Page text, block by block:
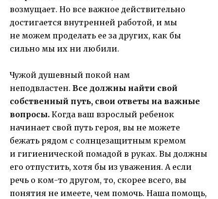
возмущает. Но все важное действительно
достигается внутренней работой, и мы
не можем проделать ее за других, как бы
сильно мы их ни любили.
Чужой душевный покой нам
неподвластен. Все должны найти свой
собственный путь, свои ответы на важные
вопросы. Когда ваш взрослый ребенок
начинает свой путь героя, вы не можете
бежать рядом с солнцезащитным кремом
и гигиенической помадой в руках. Вы должны
его отпустить, хотя бы из уважения. А если
речь о ком-то другом, то, скорее всего, вы
понятия не имеете, чем помочь. Наша помощь,